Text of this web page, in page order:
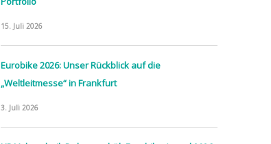
15. Juli 2026
Eurobike 2026: Unser Rückblick auf die
„Weltleitmesse“ in Frankfurt
3. Juli 2026